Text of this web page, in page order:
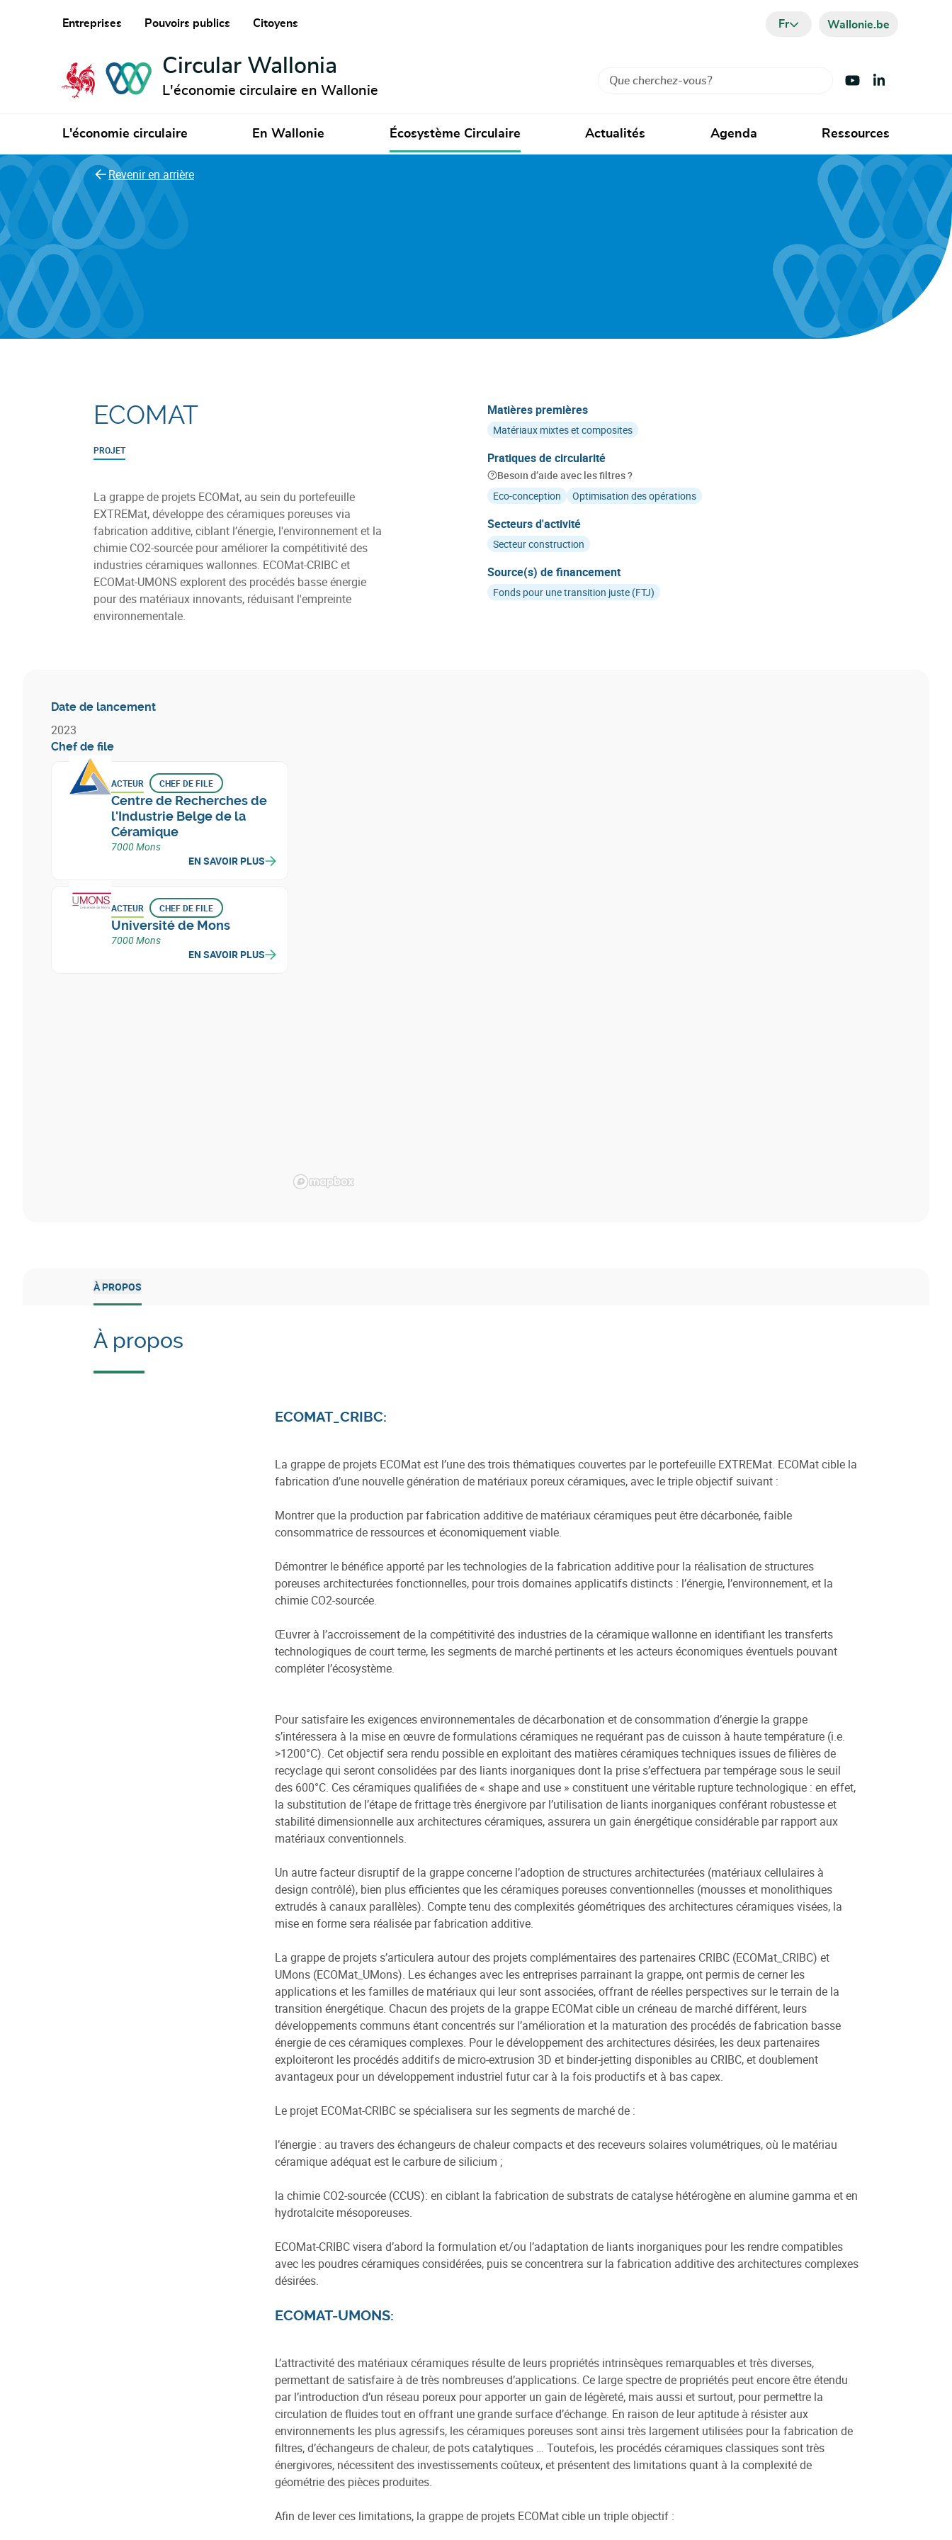
Entreprises Pouvoirs publics Citoyens Fr Wallonie.be
Circular Wallonia
L'économie circulaire en Wallonie
Rechercher Visiter Youtube
Visiter LinkedIn
L'économie circulaire En Wallonie Écosystème Circulaire Actualités Agenda Ressources
Revenir en arrière
ECOMAT
PROJET
La grappe de projets ECOMat, au sein du portefeuille
EXTREMat, développe des céramiques poreuses via
fabrication additive, ciblant l’énergie, l'environnement et la
chimie CO2-sourcée pour améliorer la compétitivité des
industries céramiques wallonnes. ECOMat-CRIBC et
ECOMat-UMONS explorent des procédés basse énergie
pour des matériaux innovants, réduisant l'empreinte
environnementale.
Matières premières
Matériaux mixtes et composites
Pratiques de circularité
Besoin d’aide avec les filtres ?
Eco-conception
Optimisation des opérations
Secteurs d'activité
Secteur construction
Source(s) de financement
Fonds pour une transition juste (FTJ)
Date de lancement
2023
Chef de file
ACTEUR CHEF DE FILE
Centre de Recherches de
l'Industrie Belge de la
Céramique
7000 Mons
EN SAVOIR PLUS
ACTEUR CHEF DE FILE
Université de Mons
7000 Mons
EN SAVOIR PLUS
À PROPOS
À propos
ECOMAT_CRIBC:
La grappe de projets ECOMat est l’une des trois thématiques couvertes par le portefeuille EXTREMat. ECOMat cible la
fabrication d’une nouvelle génération de matériaux poreux céramiques, avec le triple objectif suivant :
Montrer que la production par fabrication additive de matériaux céramiques peut être décarbonée, faible
consommatrice de ressources et économiquement viable.
Démontrer le bénéfice apporté par les technologies de la fabrication additive pour la réalisation de structures
poreuses architecturées fonctionnelles, pour trois domaines applicatifs distincts : l’énergie, l’environnement, et la
chimie CO2-sourcée.
Œuvrer à l’accroissement de la compétitivité des industries de la céramique wallonne en identifiant les transferts
technologiques de court terme, les segments de marché pertinents et les acteurs économiques éventuels pouvant
compléter l’écosystème.
Pour satisfaire les exigences environnementales de décarbonation et de consommation d’énergie la grappe
s’intéressera à la mise en œuvre de formulations céramiques ne requérant pas de cuisson à haute température (i.e.
>1200°C). Cet objectif sera rendu possible en exploitant des matières céramiques techniques issues de filières de
recyclage qui seront consolidées par des liants inorganiques dont la prise s’effectuera par tempérage sous le seuil
des 600°C. Ces céramiques qualifiées de « shape and use » constituent une véritable rupture technologique : en effet,
la substitution de l’étape de frittage très énergivore par l’utilisation de liants inorganiques conférant robustesse et
stabilité dimensionnelle aux architectures céramiques, assurera un gain énergétique considérable par rapport aux
matériaux conventionnels.
Un autre facteur disruptif de la grappe concerne l’adoption de structures architecturées (matériaux cellulaires à
design contrôlé), bien plus efficientes que les céramiques poreuses conventionnelles (mousses et monolithiques
extrudés à canaux parallèles). Compte tenu des complexités géométriques des architectures céramiques visées, la
mise en forme sera réalisée par fabrication additive.
La grappe de projets s’articulera autour des projets complémentaires des partenaires CRIBC (ECOMat_CRIBC) et
UMons (ECOMat_UMons). Les échanges avec les entreprises parrainant la grappe, ont permis de cerner les
applications et les familles de matériaux qui leur sont associées, offrant de réelles perspectives sur le terrain de la
transition énergétique. Chacun des projets de la grappe ECOMat cible un créneau de marché différent, leurs
développements communs étant concentrés sur l’amélioration et la maturation des procédés de fabrication basse
énergie de ces céramiques complexes. Pour le développement des architectures désirées, les deux partenaires
exploiteront les procédés additifs de micro-extrusion 3D et binder-jetting disponibles au CRIBC, et doublement
avantageux pour un développement industriel futur car à la fois productifs et à bas capex.
Le projet ECOMat-CRIBC se spécialisera sur les segments de marché de :
l’énergie : au travers des échangeurs de chaleur compacts et des receveurs solaires volumétriques, où le matériau
céramique adéquat est le carbure de silicium ;
la chimie CO2-sourcée (CCUS): en ciblant la fabrication de substrats de catalyse hétérogène en alumine gamma et en
hydrotalcite mésoporeuses.
ECOMat-CRIBC visera d’abord la formulation et/ou l’adaptation de liants inorganiques pour les rendre compatibles
avec les poudres céramiques considérées, puis se concentrera sur la fabrication additive des architectures complexes
désirées.
ECOMAT-UMONS:
L’attractivité des matériaux céramiques résulte de leurs propriétés intrinsèques remarquables et très diverses,
permettant de satisfaire à de très nombreuses d’applications. Ce large spectre de propriétés peut encore être étendu
par l’introduction d’un réseau poreux pour apporter un gain de légèreté, mais aussi et surtout, pour permettre la
circulation de fluides tout en offrant une grande surface d’échange. En raison de leur aptitude à résister aux
environnements les plus agressifs, les céramiques poreuses sont ainsi très largement utilisées pour la fabrication de
filtres, d’échangeurs de chaleur, de pots catalytiques … Toutefois, les procédés céramiques classiques sont très
énergivores, nécessitent des investissements coûteux, et présentent des limitations quant à la complexité de
géométrie des pièces produites.
Afin de lever ces limitations, la grappe de projets ECOMat cible un triple objectif :